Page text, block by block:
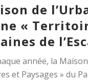
de
«
de
année, la
et Paysages » du